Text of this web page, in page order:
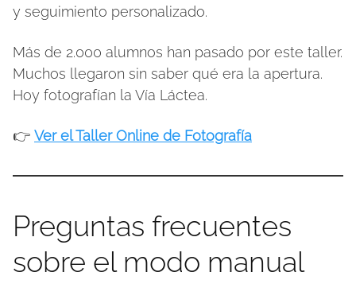
y seguimiento personalizado.
Más de 2.000 alumnos han pasado por este taller.
Muchos llegaron sin saber qué era la apertura.
Hoy fotografían la Vía Láctea.
👉 Ver el Taller Online de Fotografía
Preguntas frecuentes
sobre el modo manual